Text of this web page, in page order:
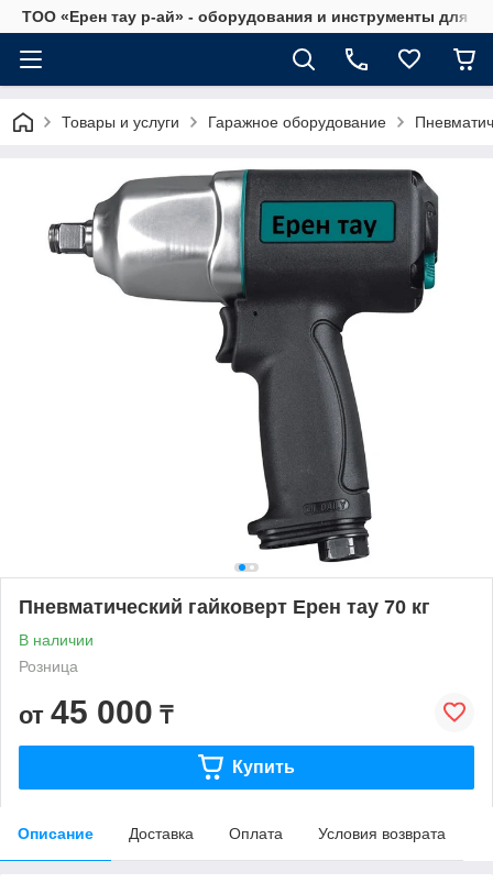
ТОО «Ерен тау р-ай» - оборудования и инструменты для
Товары и услуги Гаражное оборудование
Пневматический гайковерт Ерен тау 70 кг
В наличии
Розница
от 45 000 ₸
Купить
Описание Доставка Оплата Условия возврата